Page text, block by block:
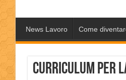
News Lavoro Come
Curriculum per